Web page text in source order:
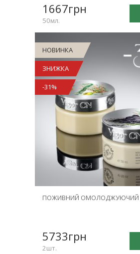
1667грн
50мл.
НОВИНКА
ЗНИЖКА
-31%
ПОЖИВНИЙ ОМОЛОДЖУЮЧИЙ
5733грн
2шт.